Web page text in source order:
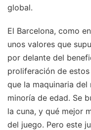
global.
El Barcelona, como
unos valores que
por delante del
proliferación de
que la maquinaria
minoría de edad. Se
la cuna, y qué mejor
del juego. Pero este